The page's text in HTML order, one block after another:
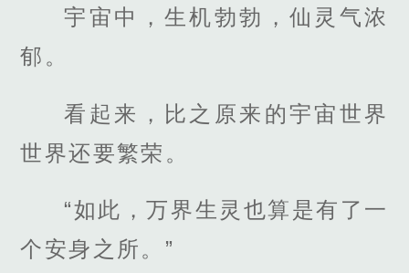
宇宙中，生机勃勃，仙灵气浓
郁。
看起来，比之原来的宇宙世界
世界还要繁荣。
“如此，万界生灵也算是有了一
个安身之所。”